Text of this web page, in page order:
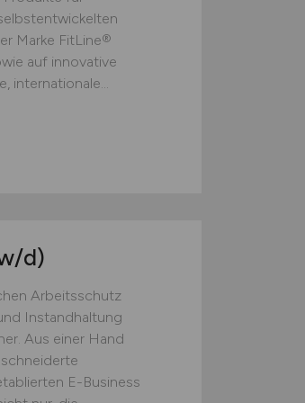
Marke FitLine®
auf innovative
internationale...
d)
Arbeitsschutz
Instandhaltung
Aus einer Hand
E-Business